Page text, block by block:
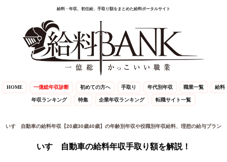
給料・年収、初任給、手取り額をまとめた給料ポータルサイト
HOME 一億総年収診断 初めての方へ 手取り 年代別年収 職業一覧 給料
年収ランキング 特集 企業年収ランキング 転職サイト一覧
いすゞ自動車の給料年収【20歳30歳40歳】の年齢別年収や役職別年収給料、理想の給与プラン
いすゞ自動車の給料年収手取り額を解説！